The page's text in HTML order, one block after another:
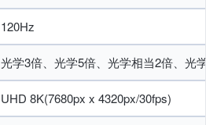
120Hz
光学3倍、光学5倍、光学相当2倍、光
UHD 8K(7680px x 4320px/30fps)